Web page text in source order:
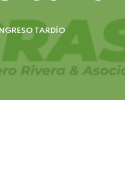
TARDÍO